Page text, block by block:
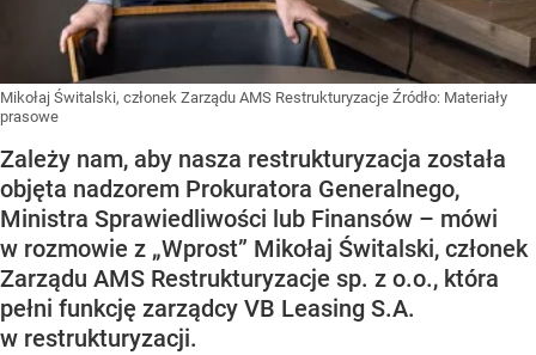
Mikołaj Świtalski, członek Zarządu AMS Restrukturyzacje Źródło: Materiały
prasowe
Zależy nam, aby nasza restrukturyzacja została
objęta nadzorem Prokuratora Generalnego,
Ministra Sprawiedliwości lub Finansów – mówi
w rozmowie z „Wprost” Mikołaj Świtalski, członek
Zarządu AMS Restrukturyzacje sp. z o.o., która
pełni funkcję zarządcy VB Leasing S.A.
w restrukturyzacji.